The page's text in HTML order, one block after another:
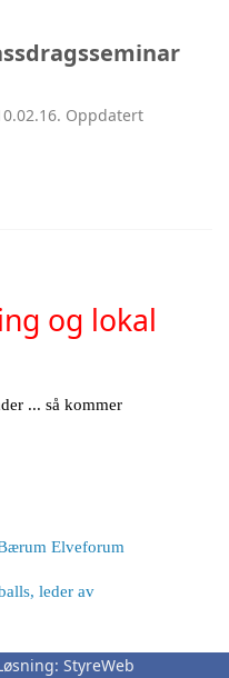
Oppdatert
og lokal
... så kommer
Elveforum
leder av
Inger Staubo, NVE
StyreWeb